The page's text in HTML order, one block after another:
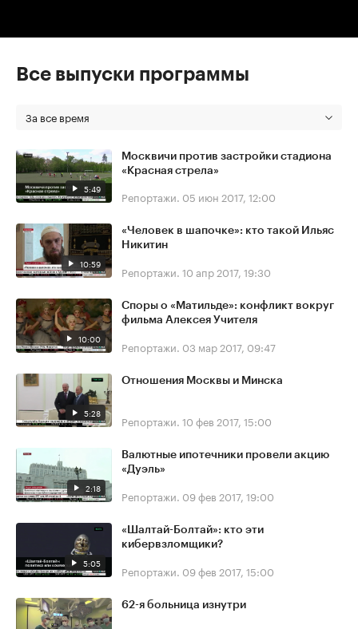
Все выпуски программы
За все время
5:49
Москвичи против застройки стадиона
«Красная стрела»
Репортажи. 05 июн 2017, 12:00
10:59
«Человек в шапочке»: кто такой Ильяс
Никитин
Репортажи. 10 апр 2017, 19:30
10:00
Споры о «Матильде»: конфликт вокруг
фильма Алексея Учителя
Репортажи. 03 мар 2017, 09:47
5:28
Отношения Москвы и Минска
Репортажи. 10 фев 2017, 15:00
2:18
Валютные ипотечники провели акцию
«Дуэль»
Репортажи. 09 фев 2017, 19:00
5:05
«Шалтай-Болтай»: кто эти
кибервзломщики?
Репортажи. 09 фев 2017, 15:00
62-я больница изнутри